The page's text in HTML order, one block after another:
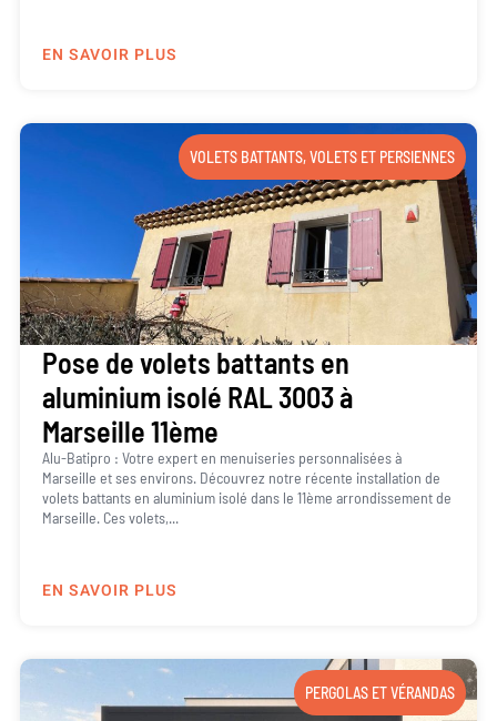
EN SAVOIR PLUS
VOLETS BATTANTS,VOLETS ET PERSIENNES
Pose de volets battants en
aluminium isolé RAL 3003 à
Marseille 11ème
Alu-Batipro : Votre expert en menuiseries personnalisées à
Marseille et ses environs. Découvrez notre récente installation de
volets battants en aluminium isolé dans le 11ème arrondissement de
Marseille. Ces volets,...
EN SAVOIR PLUS
PERGOLAS ET VÉRANDAS